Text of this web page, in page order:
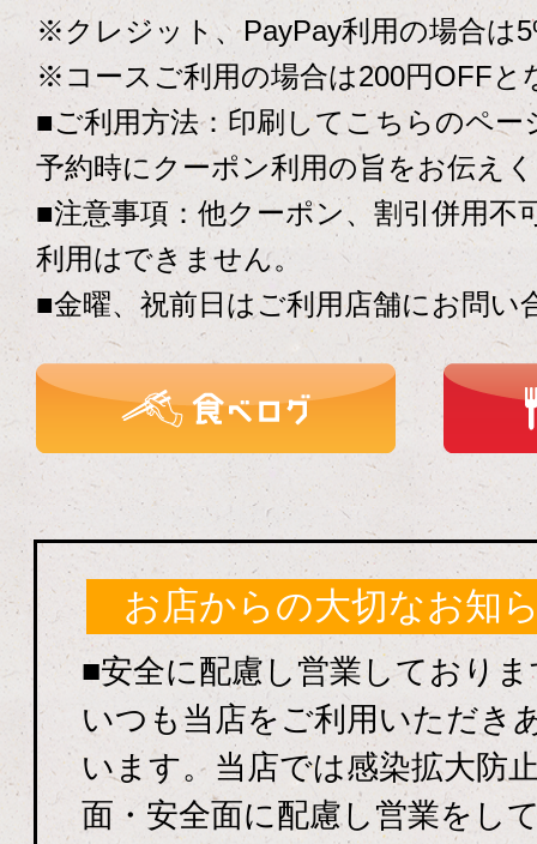
※クレジット、PayPay利用の場合は
※コースご利用の場合は200円OFFと
■ご利用方法：印刷してこちらのペー
予約時にクーポン利用の旨をお伝え
■注意事項：他クーポン、割引併用不
利用はできません。
■金曜、祝前日はご利用店舗にお問い
お店からの大切なお知
■安全に配慮し営業しており
いつも当店をご利用いただき
います。当店では感染拡大防
面・安全面に配慮し営業をし